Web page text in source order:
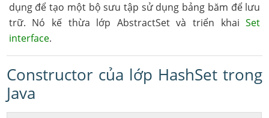
dụng để tạo một bộ sưu tập sử dụng bảng băm để lưu
trữ. Nó kế thừa lớp AbstractSet và triển khaiSet
interface.
Constructor của lớp HashSet trong
Java